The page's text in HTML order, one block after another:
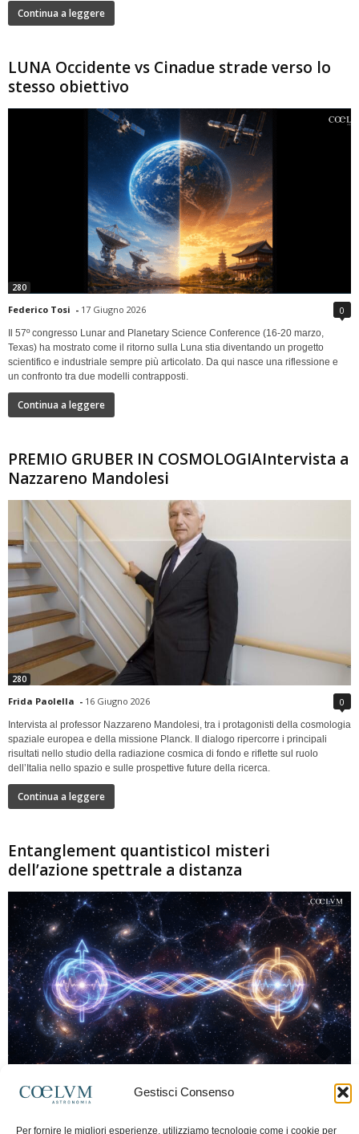
Gestisci Consenso
Per fornire le migliori esperienze, utilizziamo tecnologie come i cookie per
Continua a leggere
LUNA Occidente vs Cinadue strade verso lo
stesso obiettivo
280
Federico Tosi - 17 Giugno 2026 0
Il 57º congresso Lunar and Planetary Science Conference (16-20 marzo,
Texas) ha mostrato come il ritorno sulla Luna stia diventando un progetto
scientifico e industriale sempre più articolato. Da qui nasce una riflessione e
un confronto tra due modelli contrapposti.
Continua a leggere
PREMIO GRUBER IN COSMOLOGIAIntervista a
Nazzareno Mandolesi
280
Frida Paolella - 16 Giugno 2026 0
Intervista al professor Nazzareno Mandolesi, tra i protagonisti della cosmologia
spaziale europea e della missione Planck. Il dialogo ripercorre i principali
risultati nello studio della radiazione cosmica di fondo e riflette sul ruolo
dell’Italia nello spazio e sulle prospettive future della ricerca.
Continua a leggere
Entanglement quantisticoI misteri
dell’azione spettrale a distanza
Marco Lorrai - 15 Giugno 2026 0
moderna: due particelle possono mostrare correlazioni che sembrano ignorare